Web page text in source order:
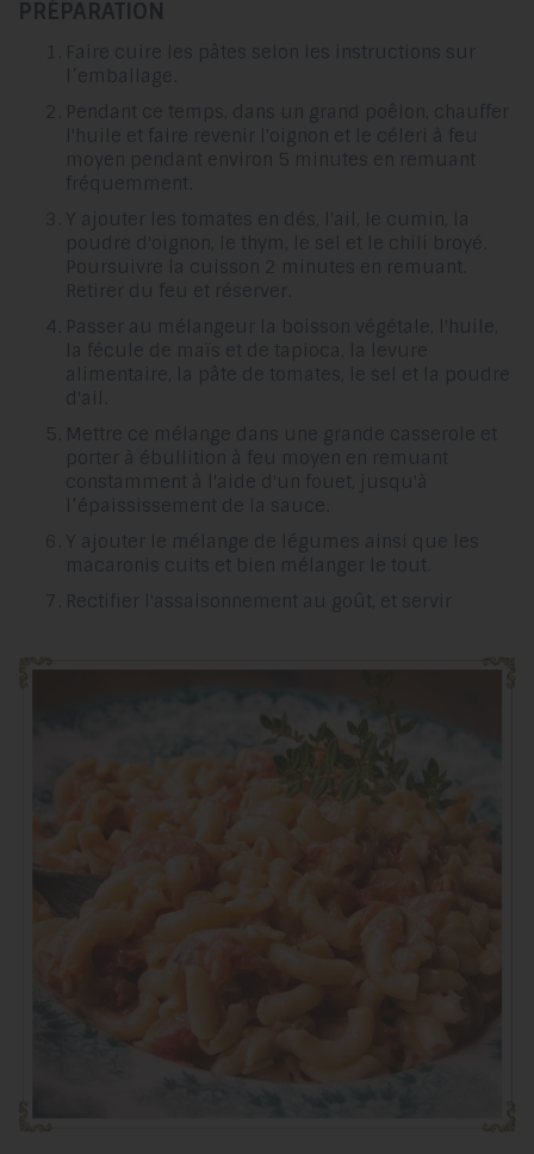
PRÉPARATION
Faire cuire les pâtes selon les instructions sur
l’emballage.
Pendant ce temps, dans un grand poêlon, chauffer
l'huile et faire revenir l'oignon et le céleri à feu
moyen pendant environ 5 minutes en remuant
fréquemment.
Y ajouter les tomates en dés, l'ail, le cumin, la
poudre d'oignon, le thym, le sel et le chili broyé.
Poursuivre la cuisson 2 minutes en remuant.
Retirer du feu et réserver.
Passer au mélangeur la boisson végétale, l'huile,
la fécule de maïs et de tapioca, la levure
alimentaire, la pâte de tomates, le sel et la poudre
d'ail.
Mettre ce mélange dans une grande casserole et
porter à ébullition à feu moyen en remuant
constamment à l'aide d'un fouet, jusqu'à
l’épaississement de la sauce.
Y ajouter le mélange de légumes ainsi que les
macaronis cuits et bien mélanger le tout.
Rectifier l'assaisonnement au goût, et servir